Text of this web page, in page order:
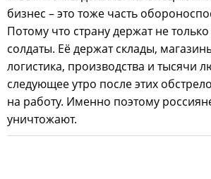
бизнес – это тоже часть
Потому что страну держат не
солдаты. Её держат склады,
логистика, производства и тысячи
следующее утро после этих
на работу. Именно поэтому
уничтожают.